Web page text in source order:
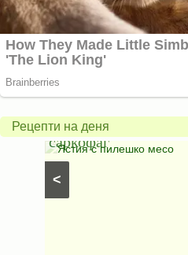
Рецепти на деня
<
с пилешко месо